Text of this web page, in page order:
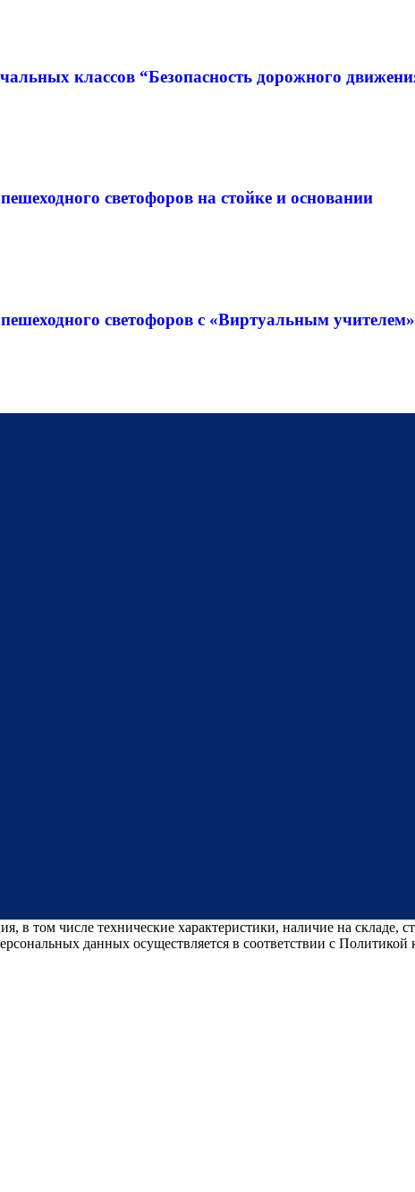
классов “Безопасность дорожного
светофоров на стойке и основании
светофоров с «Виртуальным
в том числе технические характеристики, наличие на
данных осуществляется в соответствии с